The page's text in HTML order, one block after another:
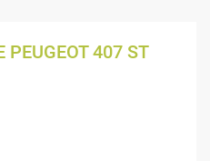
PEUGEOT 407 ST